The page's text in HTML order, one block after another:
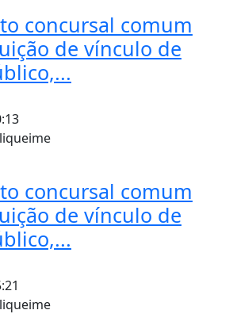
concursal comum
de vínculo de
concursal comum
de vínculo de